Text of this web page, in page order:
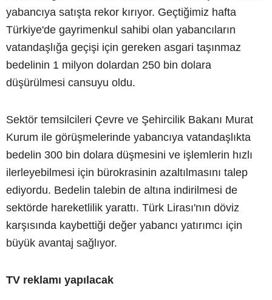
yabancıya satışta rekor kırıyor. Geçtiğimiz hafta
Türkiye'de gayrimenkul sahibi olan yabancıların
vatandaşlığa geçişi için gereken asgari taşınmaz
bedelinin 1 milyon dolardan 250 bin dolara
düşürülmesi cansuyu oldu.
Sektör temsilcileri Çevre ve Şehircilik Bakanı Murat
Kurum ile görüşmelerinde yabancıya vatandaşlıkta
bedelin 300 bin dolara düşmesini ve işlemlerin hızlı
ilerleyebilmesi için bürokrasinin azaltılmasını talep
ediyordu. Bedelin talebin de altına indirilmesi de
sektörde hareketlilik yarattı. Türk Lirası'nın döviz
karşısında kaybettiği değer yabancı yatırımcı için
büyük avantaj sağlıyor.
TV reklamı yapılacak